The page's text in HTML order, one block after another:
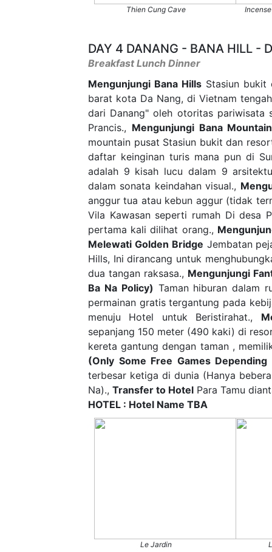
Thien Cung Cave
DAY 4 DANANG - BANA HILL -
Breakfast Lunch Dinner
Mengunjungi Bana HillsStasiun bukit
barat kota Da Nang, di Vietnam
dari Danang" oleh otoritas pariwisata
Prancis., Mengunjungi Bana Mountain
mountain pusat Stasiun bukit dan
daftar keinginan turis mana pun di
adalah 9 kisah lucu dalam 9
dalam sonata keindahan visual.,
anggur tua atau kebun aggur (tidak
Vila Kawasan seperti rumah Di desa
pertama kali dilihat orang.,
Melewati Golden Bridge Jembatan
Hills, Ini dirancang untuk
dua tangan raksasa., Mengunjungi
Ba Na Policy) Taman hiburan dalam
permainan gratis tergantung pada
menuju Hotel untuk Beristirahat.,
sepanjang 150 meter (490 kaki) di
kereta gantung dengan taman ,
(Only Some Free Games
terbesar ketiga di dunia (Hanya
Na)., Transfer to Hotel Para Tamu
HOTEL : Hotel Name TBA
Le Jardin